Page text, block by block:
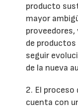
producto
mayor
de
seguir
de la nueva
2. El
cuenta con